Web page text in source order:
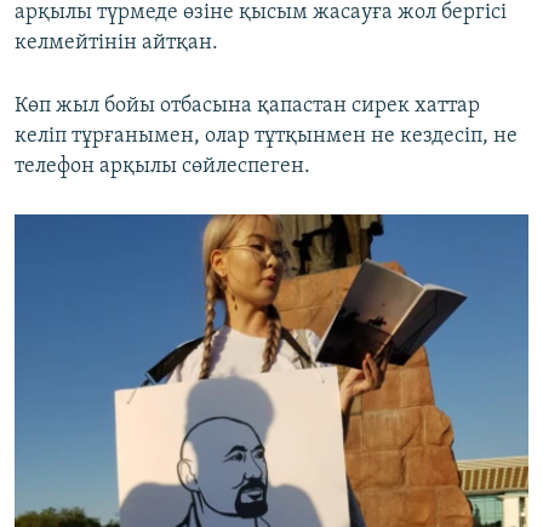
арқылы түрмеде өзіне қысым жасауға жол бергісі
келмейтінін айтқан.
Көп жыл бойы отбасына қапастан сирек хаттар
келіп тұрғанымен, олар тұтқынмен не кездесіп, не
телефон арқылы сөйлеспеген.